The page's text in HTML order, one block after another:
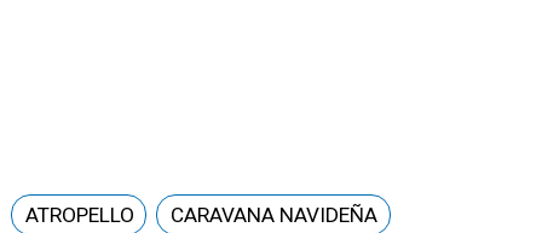
ATROPELLO
CARAVANA NAVIDEÑA